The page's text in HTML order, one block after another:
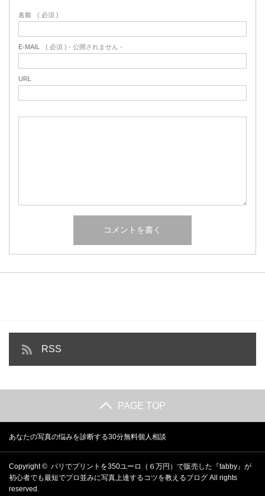
名前 ( 必須 )
E-MAIL ( 必須 ) - 公開されません -
URL
RSS
PAGE TOP
あなたの写真の悩みを診断する30分無料個人相談
Copyright © パリでプリントを350ユーロ（６万円）で販売した『tabby』が
初心者でも最短でプロ並みに写真上達するコツを教えるブログ All rights
reserved.